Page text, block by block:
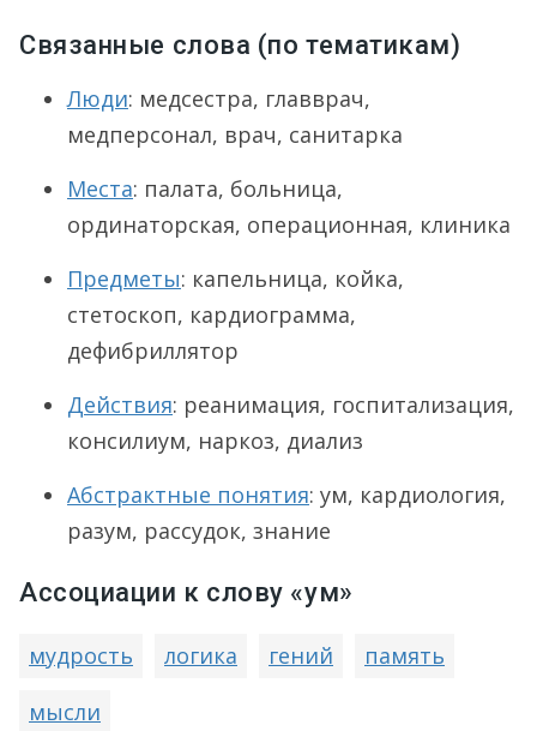
Связанные слова (по тематикам)
Люди: медсестра, главврач,
медперсонал, врач, санитарка
Места: палата, больница,
ординаторская, операционная, клиника
Предметы: капельница, койка,
стетоскоп, кардиограмма,
дефибриллятор
Действия: реанимация, госпитализация,
консилиум, наркоз, диализ
Абстрактные понятия: ум, кардиология,
разум, рассудок, знание
Ассоциации к слову «ум»
мудрость логика гений
память
мысли